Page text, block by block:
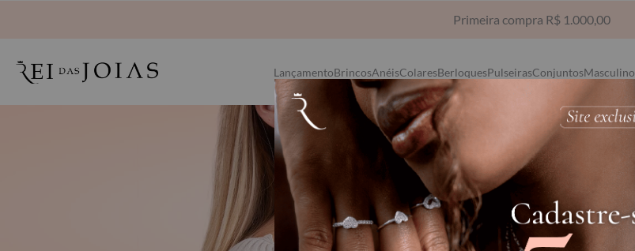
Primeira compra R$ 1.000,00
LançamentoBrincosAnéisColaresBerloquesPulseirasConjuntosMasculino